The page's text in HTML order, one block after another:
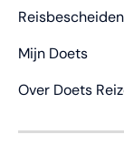
Reisbescheiden
Mijn Doets
Over Doets